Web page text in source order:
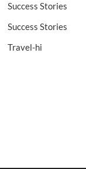
Success Stories
Success Stories
Travel-hi